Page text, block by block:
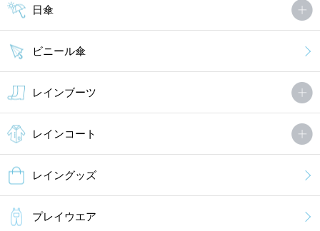
日傘
ビニール傘
レインブーツ
レインコート
レイングッズ
プレイウエア